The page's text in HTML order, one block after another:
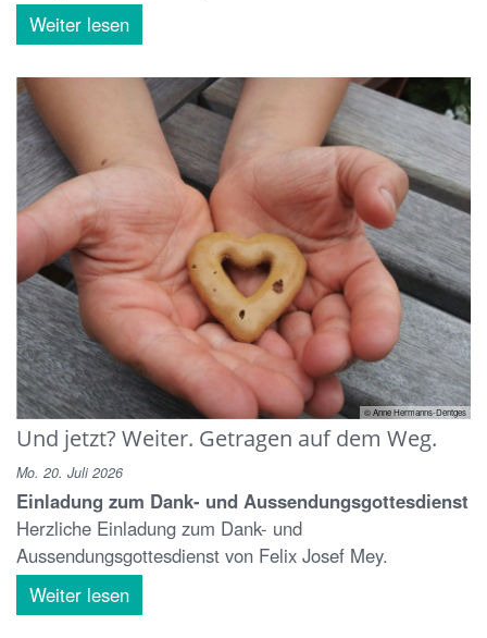
Weiter lesen
© Anne Hermanns-Dentges
Und jetzt? Weiter. Getragen auf dem Weg.
Mo. 20. Juli 2026
Einladung zum Dank- und Aussendungsgottesdienst
Herzliche Einladung zum Dank- und
Aussendungsgottesdienst von Felix Josef Mey.
Weiter lesen